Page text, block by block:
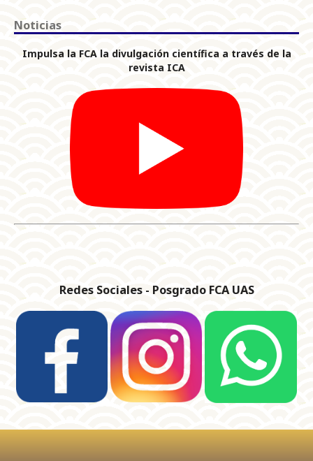
Noticias
Impulsa la FCA la divulgación científica a través de la
revista ICA
Redes Sociales - Posgrado FCA UAS